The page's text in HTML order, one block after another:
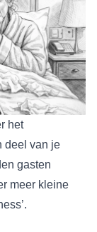
het
deel van je
gasten
meer kleine